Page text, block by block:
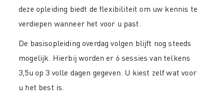
deze opleiding biedt de flexibiliteit om uw kennis te
verdiepen wanneer het voor u past.
De basisopleiding overdag volgen blijft nog steeds
mogelijk. Hierbij worden er 6 sessies van telkens
3,5u op 3 volle dagen gegeven. U kiest zelf wat voor
u het best is.